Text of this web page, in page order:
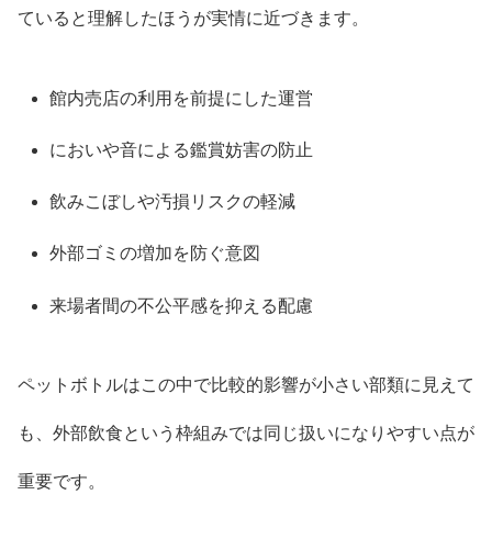
ていると理解したほうが実情に近づきます。
館内売店の利用を前提にした運営
においや音による鑑賞妨害の防止
飲みこぼしや汚損リスクの軽減
外部ゴミの増加を防ぐ意図
来場者間の不公平感を抑える配慮
ペットボトルはこの中で比較的影響が小さい部類に見えて
も、外部飲食という枠組みでは同じ扱いになりやすい点が
重要です。